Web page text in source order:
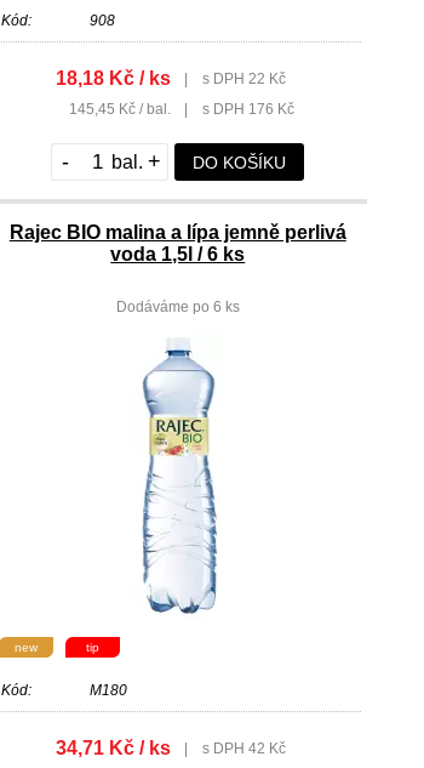
Kód: 908
18,18 Kč / ks
s DPH 22 Kč
145,45 Kč / bal.
s DPH 176 Kč
- + DO KOŠÍKU
Rajec BIO malina a lípa jemně perlivá
voda 1,5l / 6 ks
Dodáváme po 6 ks
new tip
Kód: M180
34,71 Kč / ks
s DPH 42 Kč